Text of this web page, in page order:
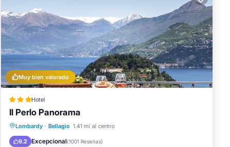
Muy bien valorado
Hotel
Il Perlo Panorama
Lombardy · Bellagio 1.41 mi al centro
9.2 Excepcional(1001 Reseñas)
Desayuno Aparcamiento
Balcón/Terraza